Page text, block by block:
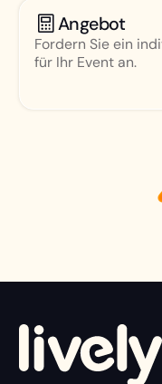
Angebot
Fordern Sie ein
für Ihr Event an.